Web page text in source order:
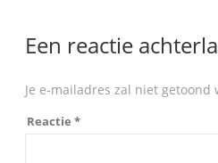
Een reactie
Je e-mailadres zal niet getoond
Reactie *